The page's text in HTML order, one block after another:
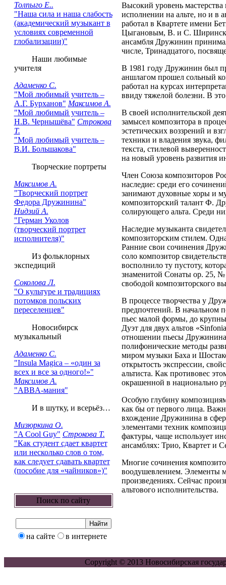
Толпыго Е..
"Наша сила и наша слабость
(академический музыкант в
условиях современной
глобализации)"
Наши любимые
учителя
Адаменко С.
"Мой любимый учитель –
А.Г. Бурханов" Максимов А.
"Мой любимый учитель –
Н.В. Чернышёва" Строкова
Т.
"Мой любимый учитель –
В.И. Большакова"
Творческие портреты
Максимов А.
"Творческий портрет
Федора Дружинина"
Нидзий А.
"Герман Уколов
(творческий портрет
исполнителя)"
Из фольклорных
экспедиций
Соколова Л.
"О культуре и традициях
потомков польских
переселенцев"
Новосибирск
музыкальный
Адаменко С.
"Insula Magica – «один за
всех и все за одного!»"
Максимов А.
"ABBA-мания"
И в шутку, и всерьёз…
Мизюркина О.
"A Cool Guy" Строкова Т.
"Как студент сдает квартет
или несколько слов о том,
как следует сдавать квартет
(пособие для «чайников»)"
Поиск по сайту
на сайте в интернете
Высокий уровень
исполнении на альте, но и в
работал в Квартете имени
Цыгановым, В. и С.
ансамбля Дружинин
числе, Тринадцатого,
В 1981 году Дружинин был
аншлагом прошел сольный
работал на курсах
ввиду тяжелой болезни. В
В своей исполнительской
замысел композитора в
эстетических воззрений и
техники и владения звука,
текста, стилевой
на новый уровень развития
Член Союза композиторов
наследие: среди его
занимают духовные хоры и
композиторский талант Ф.
солирующего альта. Среди
Наследие музыканта
композиторским стилем.
Ранние свои сочинения
соло композитор
восполнило ту пустоту,
знаменитой Сонаты ор. 25, №
свободой композиторского
В процессе творчества у
предпочтений. В начальном
пьес малой формы, до
Дуэт для двух альтов
отношении пьесы
полифонические методы
миром музыки Баха и
открытость экспрессии,
альтиста. Как противовес
окрашенной в национально
Особую глубину
как бы от первого лица.
вхождение Дружинина в
элементами техник
фактуры, чаще использует
ансамблях: Трио, Квартет и
Многие сочинения
воодушевлением. Элементы
произведениях. Сейчас
альтового исполнительства.
Copyright © 2013 Новосибирская